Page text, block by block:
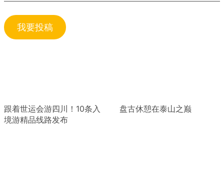
我要投稿
跟着世运会游四川！10条入
境游精品线路发布
盘古休憩在泰山之巅